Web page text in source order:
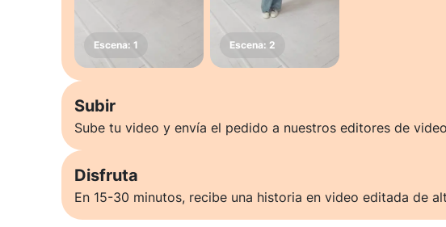
Subir
Sube tu video y envía el pedido a nuestros editores de
Disfruta
En 15-30 minutos, recibe una historia en video editada de